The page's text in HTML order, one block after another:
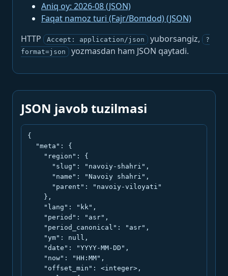
Aniq oy: 2026-08 (JSON)
Faqat namoz turi (Fajr/Bomdod) (JSON)
HTTP
Accept: application/json yuborsangiz,
?
format=json
yozmasdan ham JSON qaytadi.
JSON javob tuzilmasi
{
  "meta": {
    "region": {
      "slug": "navoiy-shahri",
      "name": "Navoiy shahri",
      "parent": "navoiy-viloyati"
    },
    "lang": "kk",
    "period": "asr",
    "period_canonical": "asr",
    "ym": null,
    "date": "YYYY-MM-DD",
    "now": "HH:MM",
    "offset_min": <integer>,